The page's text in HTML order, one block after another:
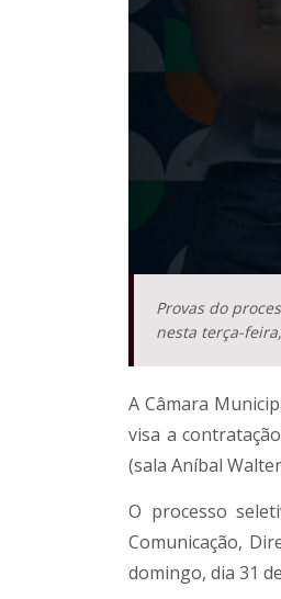
Provas do
nesta terça-
A Câmara
visa a
(sala Aníbal
O processo
Comunicação,
domingo, dia 31